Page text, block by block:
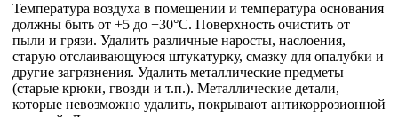
Температура воздуха в помещении и температура основания
должны быть от +5 до +30°С. Поверхность очистить от
пыли и грязи. Удалить различные наросты, наслоения,
старую отслаивающуюся штукатурку, смазку для опалубки и
другие загрязнения. Удалить металлические предметы
(старые крюки, гвозди и т.п.). Металлические детали,
которые невозможно удалить, покрывают антикоррозионной